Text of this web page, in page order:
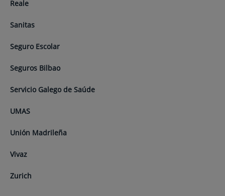
Reale
Sanitas
Seguro Escolar
Seguros Bilbao
Servicio Galego de Saúde
UMAS
Unión Madrileña
Vivaz
Zurich